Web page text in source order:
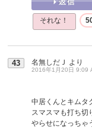
それな！
43 名無しだＪ より
2016年1月20日 9:09
中居くんとキムタ
スマスマも打ち切
やらせになっちゃ